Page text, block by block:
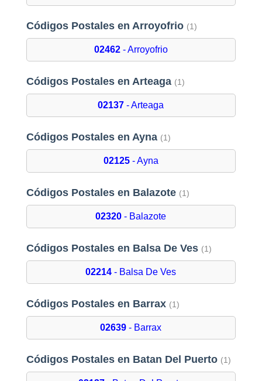
Códigos Postales en Arroyofrio (1)
02462- Arroyofrio
Códigos Postales en Arteaga (1)
02137 - Arteaga
Códigos Postales en Ayna (1)
02125- Ayna
Códigos Postales en Balazote (1)
02320 - Balazote
Códigos Postales en Balsa De Ves (1)
02214 - Balsa De Ves
Códigos Postales en Barrax (1)
02639 - Barrax
Códigos Postales en Batan Del Puerto (1)